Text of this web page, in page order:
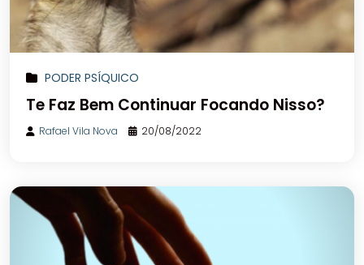
PODER PSÍQUICO
Te Faz Bem Continuar Focando Nisso?
Rafael Vila Nova 20/08/2022